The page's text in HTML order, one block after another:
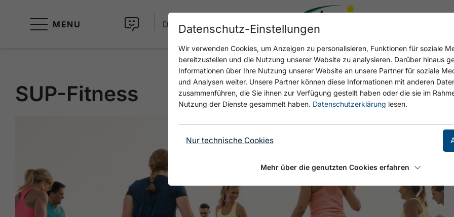
MENU DE
SUP-Fitness
Datenschutz-Einstellungen
Wir verwenden Cookies, um Anzeigen zu personalisieren, Funktionen für soziale
bereitzustellen und die Nutzung unserer Website zu analysieren. Darüber hinaus
Informationen über Ihre Nutzung unserer Website an unsere Partner für soziale
und Analysen weiter. Unsere Partner können diese Informationen mit anderen
zusammenführen, die Sie ihnen zur Verfügung gestellt haben oder die sie im
Nutzung der Dienste gesammelt haben. Datenschutzerklärung lesen.
Nur technische Cookies
Mehr über die genutzten Cookies erfahren